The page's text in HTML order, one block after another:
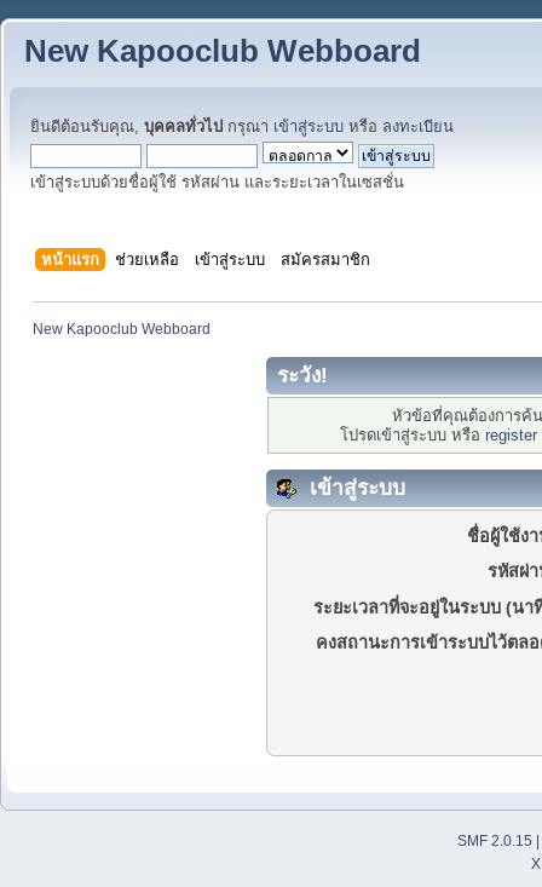
New Kapooclub Webboard
ยินดีต้อนรับคุณ, บุคคลทั่วไป กรุณา เข้าสู่ระบบ หรือ ลงทะเบียน
เข้าสู่ระบบด้วยชื่อผู้ใช้ รหัสผ่าน และระยะเวลาในเซสชั่น
หน้าแรก ช่วยเหลือ เข้าสู่ระบบ สมัครสมาชิก
New Kapooclub Webboard
ระวัง!
หัวข้อที่คุณต้องการค้
โปรดเข้าสู่ระบบ หรือ register
เข้าสู่ระบบ
ชื่อผู้ใช้ง
รหัสผ่
ระยะเวลาที่จะอยู่ในระบบ (นา
คงสถานะการเข้าระบบไว้ตล
SMF 2.0.15